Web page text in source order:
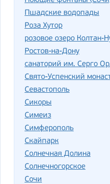
Пшадские водопады
Роза Хутор
розовое озеро Колтан-
Ростов-на-Дону
санаторий им. Серго
Свято-Успенский
Севастополь
Сикоры
Симеиз
Симферополь
Скайпарк
Солнечная Долина
Солнечногорское
Сочи